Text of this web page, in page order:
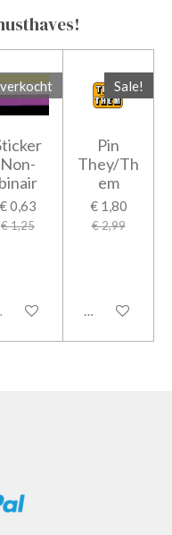
Non-
binair
€ 0,63
€ 1,25
Sale!
Pin
They/Th
em
€ 1,80
€ 2,99
In